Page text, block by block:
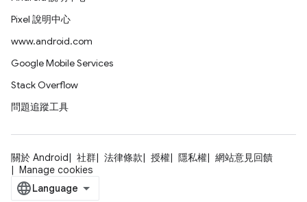
Pixel 說明中心
www.android.com
Google Mobile Services
Stack Overflow
問題追蹤工具
關於 Android 社群 法律條款 授權 隱私權
網站意見回饋
Manage cookies